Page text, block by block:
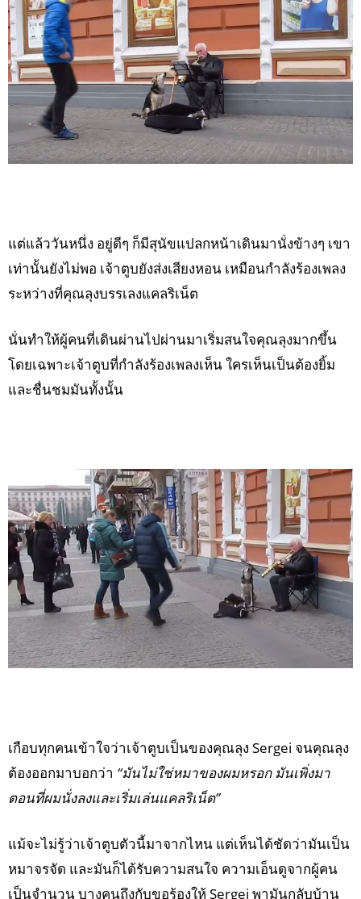
แต่แล้ววันหนึ่ง อยู่ดีๆ ก็มีสุนัขแปลกหน้าเดินมานั่งข้างๆ เขา
เท่านั้นยังไม่พอ เจ้าตูบยังส่งเสียงหอน เหมือนกำลังร้องเพลง
ระหว่างที่คุณลุงบรรเลงแคลริเน็ต
นั่นทำให้ผู้คนที่เดินผ่านไปผ่านมาเริ่มสนใจคุณลุงมากขึ้น
โดยเฉพาะเจ้าตูบที่กำลังร้องเพลงเห็น ใครเห็นเป็นต้องยิ้ม
และชื่นชมมันทั้งนั้น
เกือบทุกคนเข้าใจว่าเจ้าตูบเป็นของคุณลุง Sergei จนคุณลุง
ต้องออกมาบอกว่า “มันไม่ใช่หมาของผมหรอก มันเพิ่งมา
ตอนที่ผมนั่งลงและเริ่มเล่นแคลริเน็ต”
แม้จะไม่รู้ว่าเจ้าตูบตัวนี้มาจากไหน แต่เห็นได้ชัดว่ามันเป็น
หมาจรจัด และมันก็ได้รับความสนใจ ความเอ็นดูจากผู้คน
เป็นจำนวน บางคนถึงกับขอร้องให้ Sergei พามันกลับบ้าน